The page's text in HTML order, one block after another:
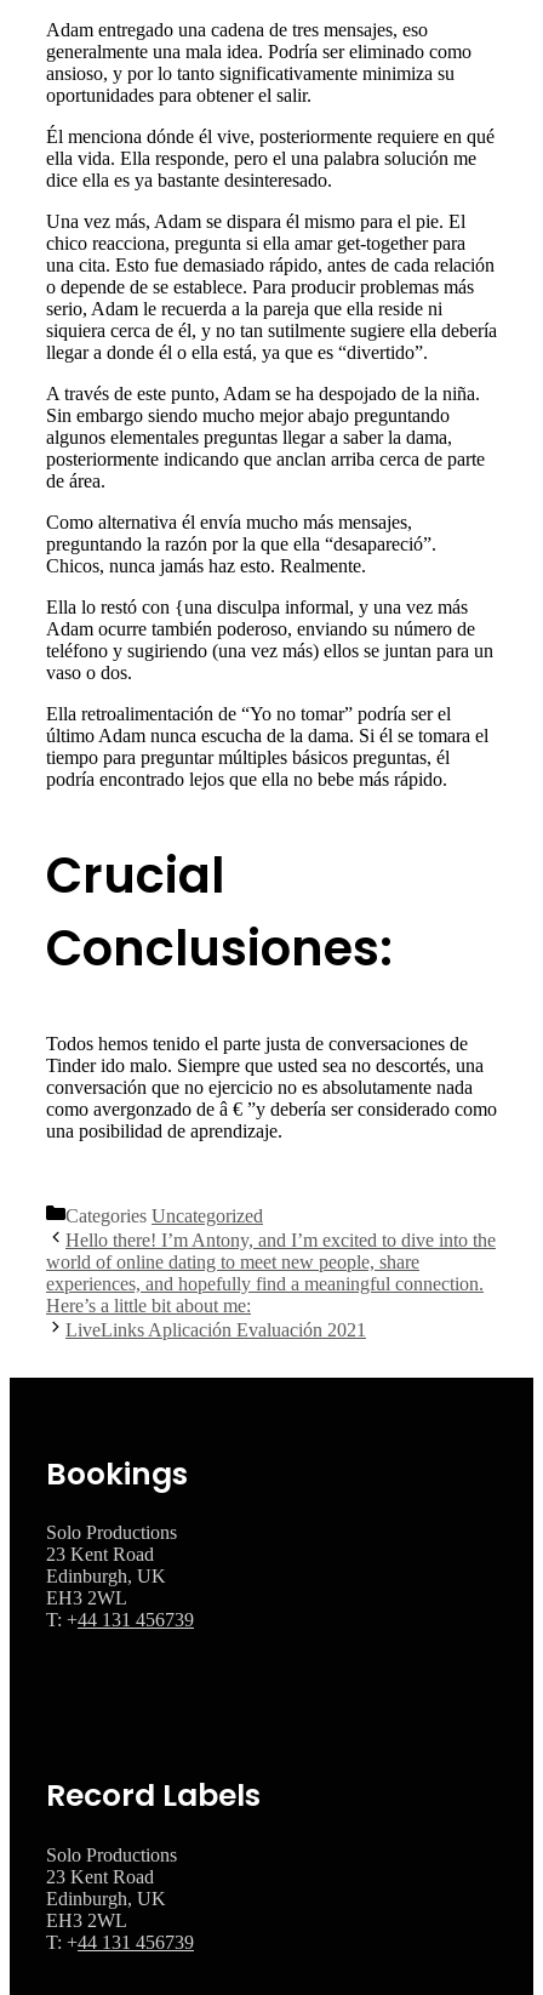
Adam entregado una cadena de tres mensajes, eso
generalmente una mala idea. Podría ser eliminado como
ansioso, y por lo tanto significativamente minimiza su
oportunidades para obtener el salir.
Él menciona dónde él vive, posteriormente requiere en qué
ella vida. Ella responde, pero el una palabra solución me
dice ella es ya bastante desinteresado.
Una vez más, Adam se dispara él mismo para el pie. El
chico reacciona, pregunta si ella amar get-together para
una cita. Esto fue demasiado rápido, antes de cada relación
o depende de se establece. Para producir problemas más
serio, Adam le recuerda a la pareja que ella reside ​​ni
siquiera cerca de él, y no tan sutilmente sugiere ella debería
llegar a donde él o ella está, ya que es “divertido”.
A través de este punto, Adam se ha despojado de la niña.
Sin embargo siendo mucho mejor abajo preguntando
algunos elementales preguntas llegar a saber la dama,
posteriormente indicando que anclan arriba cerca de parte
de área.
Como alternativa él envía mucho más mensajes,
preguntando la razón por la que ella “desapareció”.
Chicos, nunca jamás haz esto. Realmente.
Ella lo restó con {una disculpa informal, y una vez más
Adam ocurre también poderoso, enviando su número de
teléfono y sugiriendo (una vez más) ellos se juntan para un
vaso o dos.
Ella retroalimentación de “Yo no tomar” podría ser el
último Adam nunca escucha de la dama. Si él se tomara el
tiempo para preguntar múltiples básicos preguntas, él
podría encontrado lejos que ella no bebe más rápido.
Crucial
Conclusiones:
Todos hemos tenido el parte justa de conversaciones de
Tinder ido malo. Siempre que usted sea no descortés, una
conversación que no ejercicio no es absolutamente nada
como avergonzado de â € ”y debería ser considerado como
una posibilidad de aprendizaje.
Categories Uncategorized
Hello there! I’m Antony, and I’m excited to dive into the
world of online dating to meet new people, share
experiences, and hopefully find a meaningful connection.
Here’s a little bit about me:
LiveLinks Aplicación Evaluación 2021
Bookings
Solo Productions
23 Kent Road
Edinburgh, UK
EH3 2WL
T: +44 131 456739
Record Labels
Solo Productions
23 Kent Road
Edinburgh, UK
EH3 2WL
T: +44 131 456739